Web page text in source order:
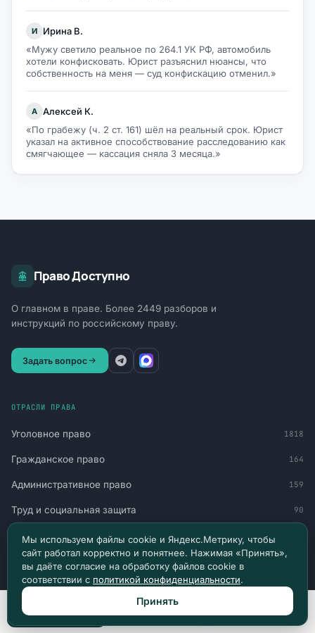
И
Ирина В.
«Мужу светило реальное по 264.1 УК РФ, автомобиль
хотели конфисковать. Юрист разъяснил нюансы, что
собственность на меня — суд конфискацию отменил.»
А Алексей К.
«По грабежу (ч. 2 ст. 161) шёл на реальный срок. Юрист
указал на активное способствование расследованию как
смягчающее — кассация сняла 3 месяца.»
Право Доступно
О главном в праве. Более 2449 разборов и
инструкций по российскому праву.
Задать вопрос
ОТРАСЛИ ПРАВА
Уголовное право 1818
Гражданское право 164
Административное право 159
Труд и социальная защита 90
Финансы и обязательства
Военное право
Миграция и статус
Авто и транспорт
Мы используем файлы cookie и Яндекс.Метрику, чтобы
сайт работал корректно и понятнее. Нажимая «Принять»,
вы даёте согласие на обработку файлов cookie в
соответствии с политикой конфиденциальности.
Принять